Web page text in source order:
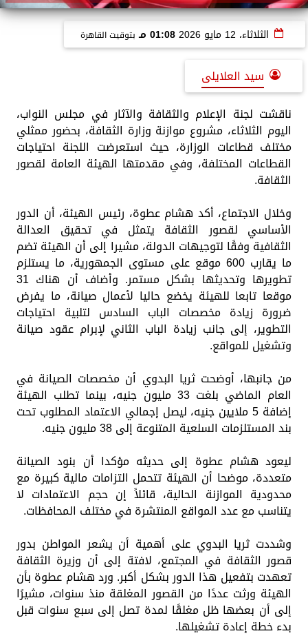
الثلاثاء، 12 مايو 2026 01:08 مـ بتوقيت القاهرة
سيد العلايلى
ناقشت لجنة الإعلام والثقافة والآثار في مجلس النواب،
اليوم الثلاثاء، مشروع موازنة وزارة الثقافة، بحضور ممثلي
مختلف قطاعات الوزارة، حيث استعرضت اللجنة احتياجات
القطاعات المختلفة، وفي مقدمتها الهيئة العامة لقصور
الثقافة.
وخلال الاجتماع، أكد هشام عطوة، رئيس الهيئة، أن الدور
الأساسي لقصور الثقافة يتمثل في تحقيق العدالة
الثقافية وفقًا لتوجيهات الدولة، مشيرا إلى أن الهيئة تضم
ما يقارب 600 موقع على مستوى الجمهورية، ما يستلزم
تطويرها وتحديثها بشكل مستمر. وأضاف أن هناك 31
موقعا تابعا للهيئة يخضع حاليا لأعمال صيانة، ما يفرض
ضرورة زيادة مخصصات الباب السادس لتلبية احتياجات
التطوير، إلى جانب زيادة الباب الثاني لإبرام عقود صيانة
وتشغيل للمواقع.
من جانبها، أوضحت ثريا البدوي أن مخصصات الصيانة في
العام الماضي بلغت 33 مليون جنيه، بينما تطلب الهيئة
إضافة 5 ملايين جنيه، ليصل إجمالي الاعتماد المطلوب تحت
بند المستلزمات السلعية المتنوعة إلى 38 مليون جنيه.
ليعود هشام عطوة إلى حديثه مؤكدا أن بنود الصيانة
متعددة، موضحا أن الهيئة تتحمل التزامات مالية كبيرة مع
محدودية الموازنة الحالية، قائلاً إن حجم الاعتمادات لا
يتناسب مع عدد المواقع المنتشرة في مختلف المحافظات.
وشددت ثريا البدوي على أهمية أن يشعر المواطن بدور
قصور الثقافة في المجتمع، لافتة إلى أن وزيرة الثقافة
تعهدت بتفعيل هذا الدور بشكل أكبر. ورد هشام عطوة بأن
الهيئة ورثت عددًا من القصور المغلقة منذ سنوات، مشيرًا
إلى أن بعضها ظل مغلقًا لمدة تصل إلى سبع سنوات قبل
بدء خطة إعادة تشغيلها.